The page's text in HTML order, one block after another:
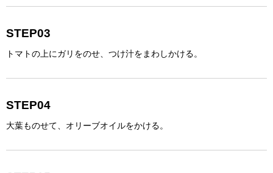
STEP03
トマトの上にガリをのせ、つけ汁をまわしかける。
STEP04
大葉ものせて、オリーブオイルをかける。